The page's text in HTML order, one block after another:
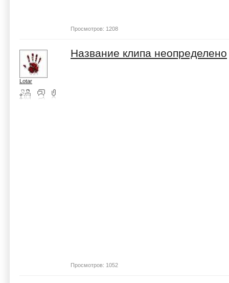
Просмотров: 1208
Lotar
Название клипа неопределено
Просмотров: 1052